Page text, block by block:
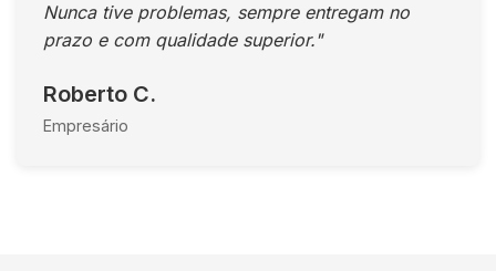
Nunca tive problemas, sempre entregam no
prazo e com qualidade superior."
Roberto C.
Empresário